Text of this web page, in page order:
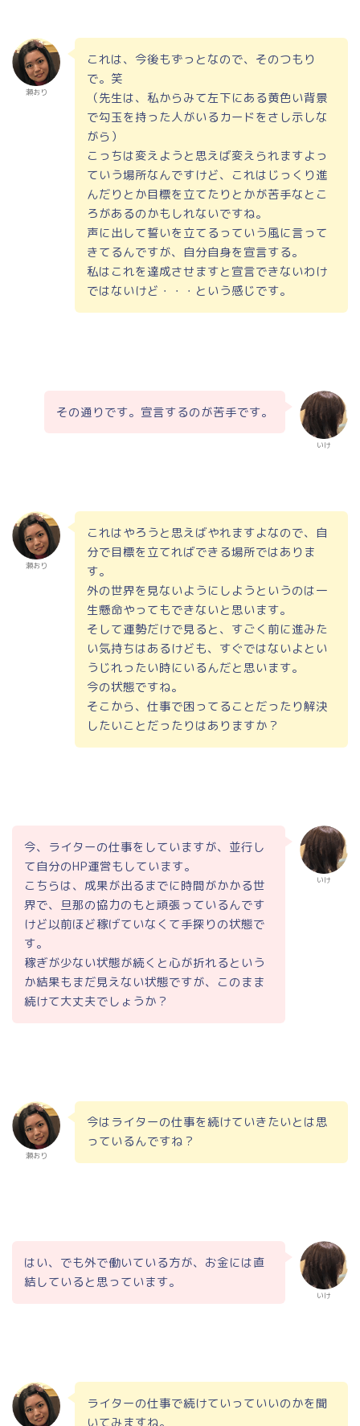
瀬おり
これは、今後もずっとなので、そのつもり
で。笑
（先生は、私からみて左下にある黄色い背景
で勾玉を持った人がいるカードをさし示しな
がら）
こっちは変えようと思えば変えられますよっ
ていう場所なんですけど、これはじっくり進
んだりとか目標を立てたりとかが苦手なとこ
ろがあるのかもしれないですね。
声に出して誓いを立てるっていう風に言って
きてるんですが、自分自身を宣言する。
私はこれを達成させますと宣言できないわけ
ではないけど・・・という感じです。
いけ
その通りです。宣言するのが苦手です。
瀬おり
これはやろうと思えばやれますよなので、自
分で目標を立てればできる場所ではありま
す。
外の世界を見ないようにしようというのは一
生懸命やってもできないと思います。
そして運勢だけで見ると、すごく前に進みた
い気持ちはあるけども、すぐではないよとい
うじれったい時にいるんだと思います。
今の状態ですね。
そこから、仕事で困ってることだったり解決
したいことだったりはありますか？
いけ
今、ライターの仕事をしていますが、並行し
て自分のHP運営もしています。
こちらは、成果が出るまでに時間がかかる世
界で、旦那の協力のもと頑張っているんです
けど以前ほど稼げていなくて手探りの状態で
す。
稼ぎが少ない状態が続くと心が折れるという
か結果もまだ見えない状態ですが、このまま
続けて大丈夫でしょうか？
瀬おり
今はライターの仕事を続けていきたいとは思
っているんですね？
いけ
はい、でも外で働いている方が、お金には直
結していると思っています。
ライターの仕事で続けていっていいのかを聞
いてみますね。